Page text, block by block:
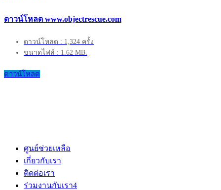
ดาวน์โหลด www.objectrescue.com
ดาวน์โหลด : 1,324 ครั้ง
ขนาดไฟล์ : 1.62 MB.
ดาวน์โหลด
ศูนย์ช่วยเหลือ
เกี่ยวกับเรา
ติดต่อเรา
ร่วมงานกับเรา4